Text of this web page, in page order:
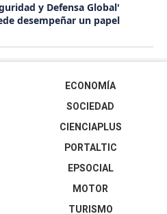
y Defensa Global'
desempeñar un papel
ECONOMÍA
SOCIEDAD
CIENCIAPLUS
PORTALTIC
EPSOCIAL
MOTOR
TURISMO